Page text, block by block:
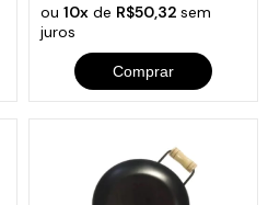
ou 10xde R$50,32 sem
juros
Comprar